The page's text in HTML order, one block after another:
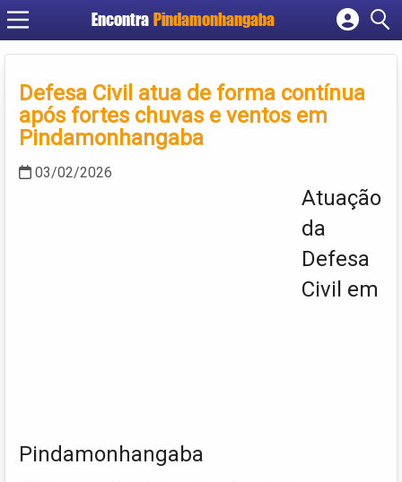
Encontra Pindamonhangaba
Cadastrar empresa
Criar conta
Defesa Civil atua de forma contínua
após fortes chuvas e ventos em
Pindamonhangaba
03/02/2026
Atuação
da
Defesa
Civil em
Pindamonhangaba